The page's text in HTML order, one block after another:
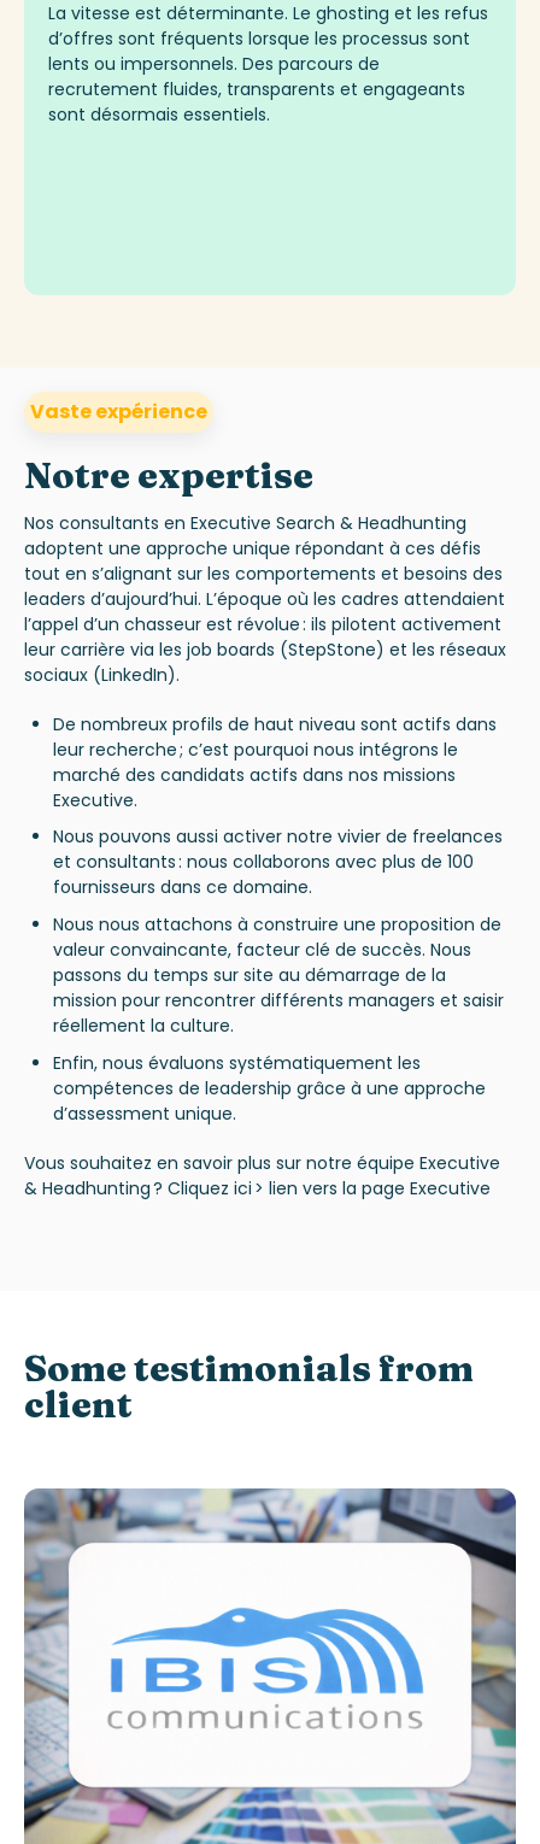
La vitesse est déterminante. Le ghosting et les refus
d’offres sont fréquents lorsque les processus sont
lents ou impersonnels. Des parcours de
recrutement fluides, transparents et engageants
sont désormais essentiels.
Vaste expérience
Notre expertise
Nos consultants en Executive Search & Headhunting
adoptent une approche unique répondant à ces défis
tout en s’alignant sur les comportements et besoins des
leaders d’aujourd’hui. L’époque où les cadres attendaient
l’appel d’un chasseur est révolue : ils pilotent activement
leur carrière via les job boards (StepStone) et les réseaux
sociaux (LinkedIn).
De nombreux profils de haut niveau sont actifs dans
leur recherche ; c’est pourquoi nous intégrons le
marché des candidats actifs dans nos missions
Executive.
Nous pouvons aussi activer notre vivier de freelances
et consultants : nous collaborons avec plus de 100
fournisseurs dans ce domaine.
Nous nous attachons à construire une proposition de
valeur convaincante, facteur clé de succès. Nous
passons du temps sur site au démarrage de la
mission pour rencontrer différents managers et saisir
réellement la culture.
Enfin, nous évaluons systématiquement les
compétences de leadership grâce à une approche
d’assessment unique.
Vous souhaitez en savoir plus sur notre équipe Executive
& Headhunting ? Cliquez ici > lien vers la page Executive
Some testimonials from
client